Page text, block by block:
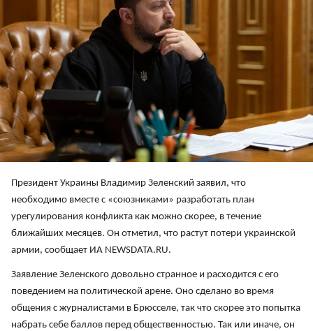
Президент Украины Владимир Зеленский заявил, что
необходимо вместе с «союзниками» разработать план
урегулирования конфликта как можно скорее, в течение
ближайших месяцев. Он отметил, что растут потери украинской
армии, сообщает ИА NEWSDATA.RU.
Заявление Зеленского довольно странное и расходится с его
поведением на политической арене. Оно сделано во время
общения с журналистами в Брюсселе, так что скорее это попытка
набрать себе баллов перед общественностью. Так или иначе, он